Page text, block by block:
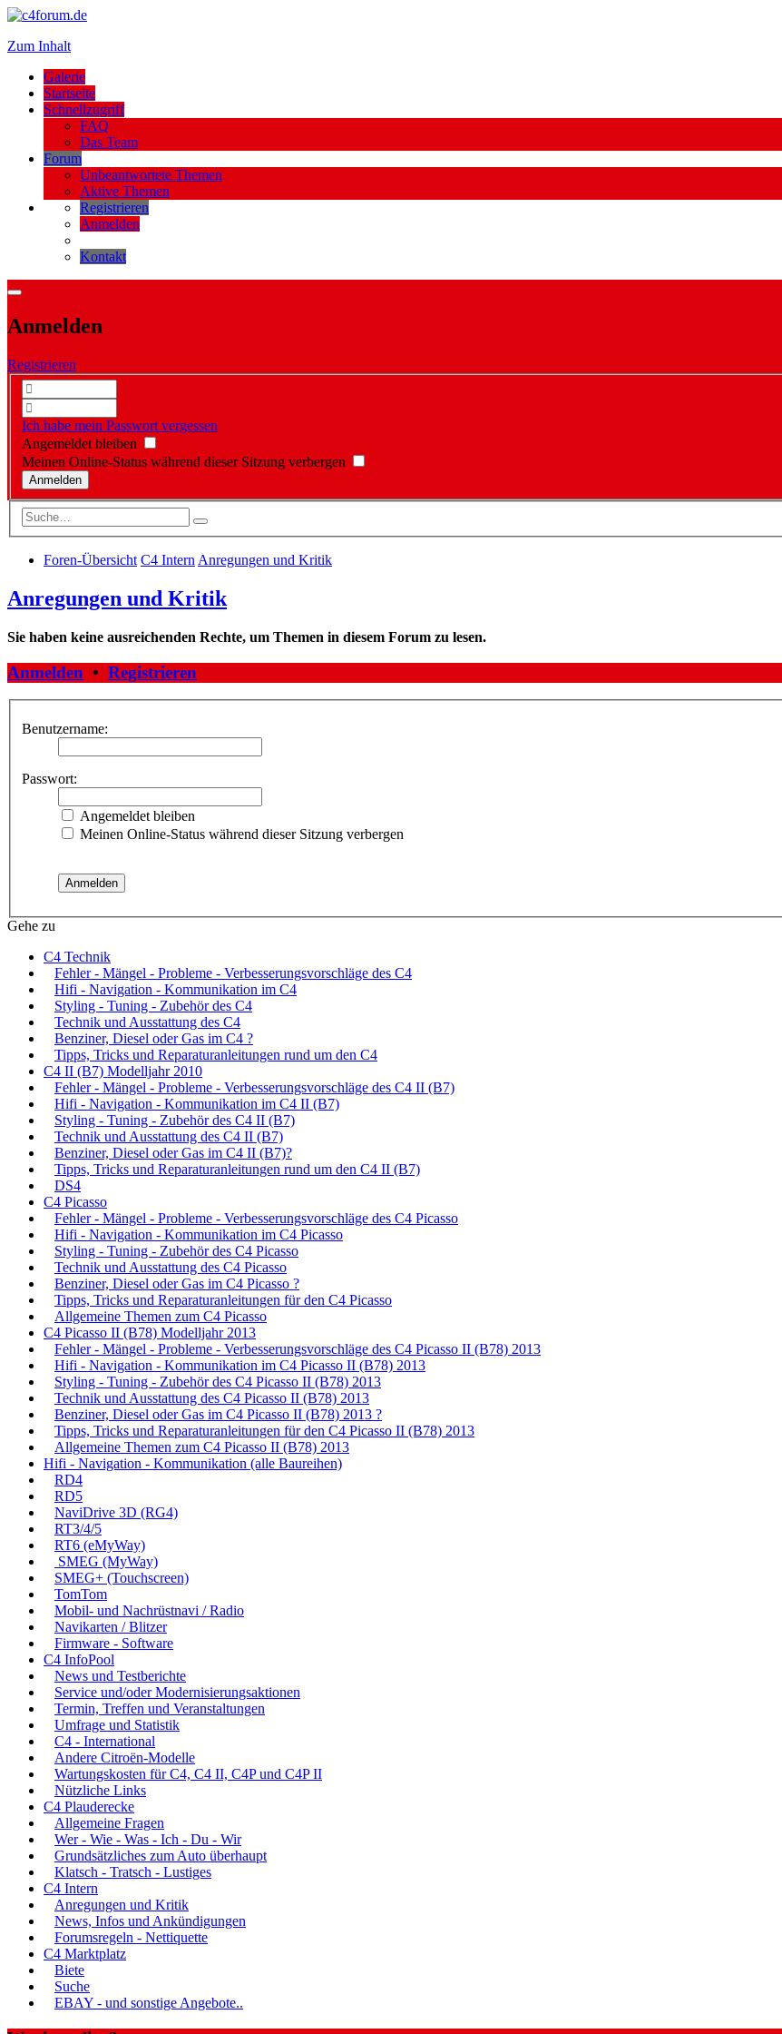
Zum Inhalt
Galerie
Startseite
Schnellzugriff
FAQ
Das Team
Forum
Unbeantwortete Themen
Aktive Themen
Registrieren
Anmelden
Kontakt
Anmelden
Registrieren
Ich habe mein Passwort vergessen
Angemeldet bleiben
Meinen Online-Status während dieser Sitzung verbergen
Foren-Übersicht C4 Intern Anregungen und Kritik
Anregungen und Kritik
Sie haben keine ausreichenden Rechte, um Themen in diesem Forum zu lesen.
Anmelden • Registrieren
Benutzername:
Passwort:
Angemeldet bleiben
Meinen Online-Status während dieser Sitzung verbergen
Gehe zu
C4 Technik
Fehler - Mängel - Probleme - Verbesserungsvorschläge des C4
Hifi - Navigation - Kommunikation im C4
Styling - Tuning - Zubehör des C4
Technik und Ausstattung des C4
Benziner, Diesel oder Gas im C4 ?
Tipps, Tricks und Reparaturanleitungen rund um den C4
C4 II (B7) Modelljahr 2010
Fehler - Mängel - Probleme - Verbesserungsvorschläge des C4 II (B7)
Hifi - Navigation - Kommunikation im C4 II (B7)
Styling - Tuning - Zubehör des C4 II (B7)
Technik und Ausstattung des C4 II (B7)
Benziner, Diesel oder Gas im C4 II (B7)?
Tipps, Tricks und Reparaturanleitungen rund um den C4 II (B7)
DS4
C4 Picasso
Fehler - Mängel - Probleme - Verbesserungsvorschläge des C4 Picasso
Hifi - Navigation - Kommunikation im C4 Picasso
Styling - Tuning - Zubehör des C4 Picasso
Technik und Ausstattung des C4 Picasso
Benziner, Diesel oder Gas im C4 Picasso ?
Tipps, Tricks und Reparaturanleitungen für den C4 Picasso
Allgemeine Themen zum C4 Picasso
C4 Picasso II (B78) Modelljahr 2013
Fehler - Mängel - Probleme - Verbesserungsvorschläge des C4 Picasso II (B78) 2013
Hifi - Navigation - Kommunikation im C4 Picasso II (B78) 2013
Styling - Tuning - Zubehör des C4 Picasso II (B78) 2013
Technik und Ausstattung des C4 Picasso II (B78) 2013
Benziner, Diesel oder Gas im C4 Picasso II (B78) 2013 ?
Tipps, Tricks und Reparaturanleitungen für den C4 Picasso II (B78) 2013
Allgemeine Themen zum C4 Picasso II (B78) 2013
Hifi - Navigation - Kommunikation (alle Baureihen)
RD4
RD5
NaviDrive 3D (RG4)
RT3/4/5
RT6 (eMyWay)
SMEG (MyWay)
SMEG+ (Touchscreen)
TomTom
Mobil- und Nachrüstnavi / Radio
Navikarten / Blitzer
Firmware - Software
C4 InfoPool
News und Testberichte
Service und/oder Modernisierungsaktionen
Termin, Treffen und Veranstaltungen
Umfrage und Statistik
C4 - International
Andere Citroën-Modelle
Wartungskosten für C4, C4 II, C4P und C4P II
Nützliche Links
C4 Plauderecke
Allgemeine Fragen
Wer - Wie - Was - Ich - Du - Wir
Grundsätzliches zum Auto überhaupt
Klatsch - Tratsch - Lustiges
C4 Intern
Anregungen und Kritik
News, Infos und Ankündigungen
Forumsregeln - Nettiquette
C4 Marktplatz
Biete
Suche
EBAY - und sonstige Angebote..